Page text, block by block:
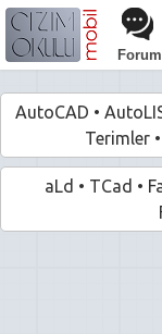
Forum
AutoCAD •
Terimler •
aLd • TCad •